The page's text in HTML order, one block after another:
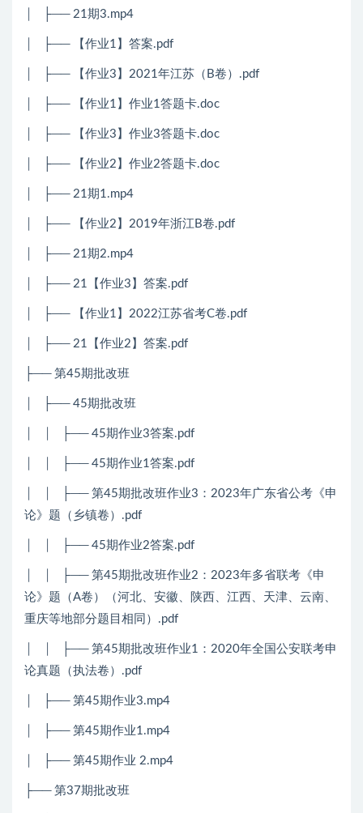
│ ├── 21期3.mp4
│ ├── 【作业1】答案.pdf
│ ├── 【作业3】2021年江苏（B卷）.pdf
│ ├── 【作业1】作业1答题卡.doc
│ ├── 【作业3】作业3答题卡.doc
│ ├── 【作业2】作业2答题卡.doc
│ ├── 21期1.mp4
│ ├── 【作业2】2019年浙江B卷.pdf
│ ├── 21期2.mp4
│ ├── 21【作业3】答案.pdf
│ ├── 【作业1】2022江苏省考C卷.pdf
│ ├── 21【作业2】答案.pdf
├── 第45期批改班
│ ├── 45期批改班
│ │ ├── 45期作业3答案.pdf
│ │ ├── 45期作业1答案.pdf
│ │ ├── 第45期批改班作业3：2023年广东省公考《申
论》题（乡镇卷）.pdf
│ │ ├── 45期作业2答案.pdf
│ │ ├── 第45期批改班作业2：2023年多省联考《申
论》题（A卷）（河北、安徽、陕西、江西、天津、云南、
重庆等地部分题目相同）.pdf
│ │ ├── 第45期批改班作业1：2020年全国公安联考申
论真题（执法卷）.pdf
│ ├── 第45期作业3.mp4
│ ├── 第45期作业1.mp4
│ ├── 第45期作业 2.mp4
├── 第37期批改班